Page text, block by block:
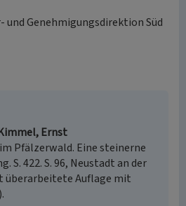
und Genehmigungsdirektion Süd
Ernst
Pfälzerwald. Eine steinerne
S. 422. S. 96, Neustadt an der
überarbeitete Auflage mit